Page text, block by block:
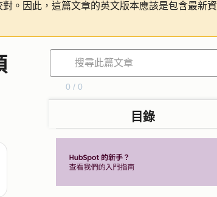
。因此，這篇文章的英文版本應該是包含最新資
0 / 0
目錄